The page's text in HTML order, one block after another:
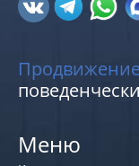
Меню